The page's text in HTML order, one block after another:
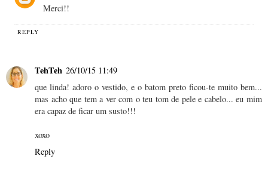
Merci!!
REPLY
TehTeh 26/10/15 11:49
que linda! adoro o vestido, e o batom preto ficou-te muito bem...
mas acho que tem a ver com o teu tom de pele e cabelo... eu mim
era capaz de ficar um susto!!!
xoxo
Reply